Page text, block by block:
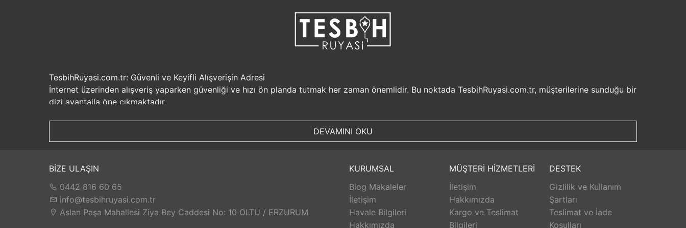
TesbihRuyasi.com.tr: Güvenli ve Keyifli Alışverişin Adresi
İnternet üzerinden alışveriş yaparken güvenliği ve hızı ön planda tutmak her zaman önemlidir. Bu noktada TesbihRuyasi.com.tr, müşterilerine sunduğu bir
dizi avantajla öne çıkmaktadır.
seçenekleri ile rahatça alışveriş yapabilirsiniz. Sizin için değerli olan bilgilerin güvende olduğunu bilerek, alışveriş deneyiminizi keyifli hale getirebilirsiniz.
İade ve Değişim İmkanı: Memnuniyetsizlik durumunda TesbihRuyasi.com.tr,
iade ve değişim imkanı sunar. Aldığınız ürünü beğenmez veya istediğiniz gibi
değilse, kolayca iade edebilir veya değişim yapabilirsiniz. Bu sayede alışveriş deneyiminizde herhangi bir risk olmadan istediğiniz ürünü seçebilirsiniz.
Satış Sonrası Destek: TesbihRuyasi.com.tr, satın aldığınız ürünlerin arkasında durur ve satış sonrası destek sunar. Ürünlerle ilgili herhangi bir sorun
yaşarsanız veya yardıma ihtiyacınız olursa, müşteri hizmetleri ekibi size yardımcı olacaktır. Bu sayede alışverişinizin her aşamasında destek alabilirsiniz.
TesbihRuyasi.com.tr güvenli, hızlı ve müşteri odaklı bir alışveriş deneyimi sunar. Siz de bu avantajlardan yararlanarak keyifli bir alışveriş yapabilirsiniz.
DEVAMINI OKU
BİZE ULAŞIN
0442 816 60 65
info@tesbihruyasi.com.tr
Aslan Paşa Mahallesi Ziya Bey Caddesi No: 10 OLTU / ERZURUM
KURUMSAL
Blog Makaleler
İletişim
Havale Bilgileri
Hakkımızda
MÜŞTERİ HİZMETLERİ
İletişim
Hakkımızda
Kargo ve Teslimat
Bilgileri
DESTEK
Gizlilik ve Kullanım
Şartları
Teslimat ve İade
Koşulları